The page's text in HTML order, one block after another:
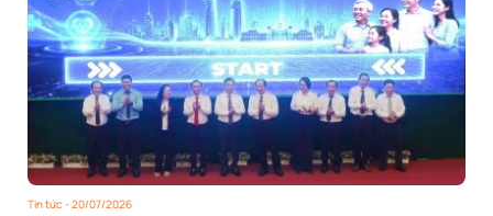
Tin tức - 20/07/2026